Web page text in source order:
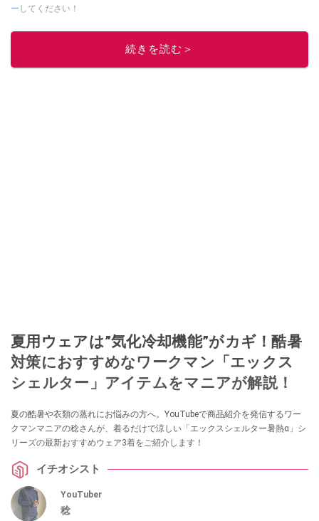
ー してください！
このイチオシストの他の記事を読む
続きを読む＞
夏用ウェアは”気化冷却機能”がカギ！酷暑
対策におすすめなワークマン「エックス
シェルター」アイテムをマニアが解説！
夏の酷暑や衣類の蒸れにお悩みの方へ。YouTubeで商品紹介を発信するワー
クマンマニアの稔さんが、着るだけで涼しい「エックスシェルター暑熱α」シ
リーズの最新おすすめウェア3着をご紹介します！
イチオシスト
YouTuber
稔